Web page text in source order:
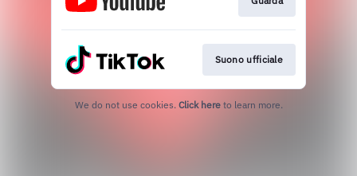
Suono ufficiale
We do not use cookies. Click here to learn more.